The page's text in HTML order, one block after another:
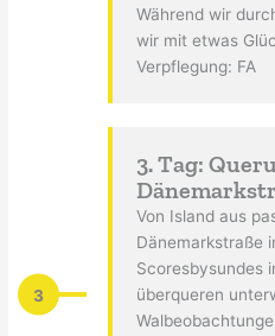
Während wir
wir mit etwas
Verpflegung: FA
3
3. Tag:
Von Island aus
Dänemarkstraße
Scoresbysundes
überqueren